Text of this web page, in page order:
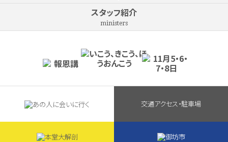
スタッフ紹介
ministers
交通アクセス・駐車場